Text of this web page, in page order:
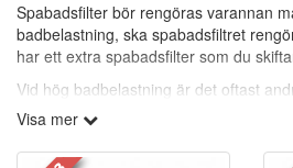
Spabadsfilter bör rengöras varannan
badbelastning, ska spabadsfiltret
har ett extra spabadsfilter som du
Vid hög badbelastning är det oftast
som badar och de har en annan
Viktigaste är att alla badande tvättar
bad.
Visa mer